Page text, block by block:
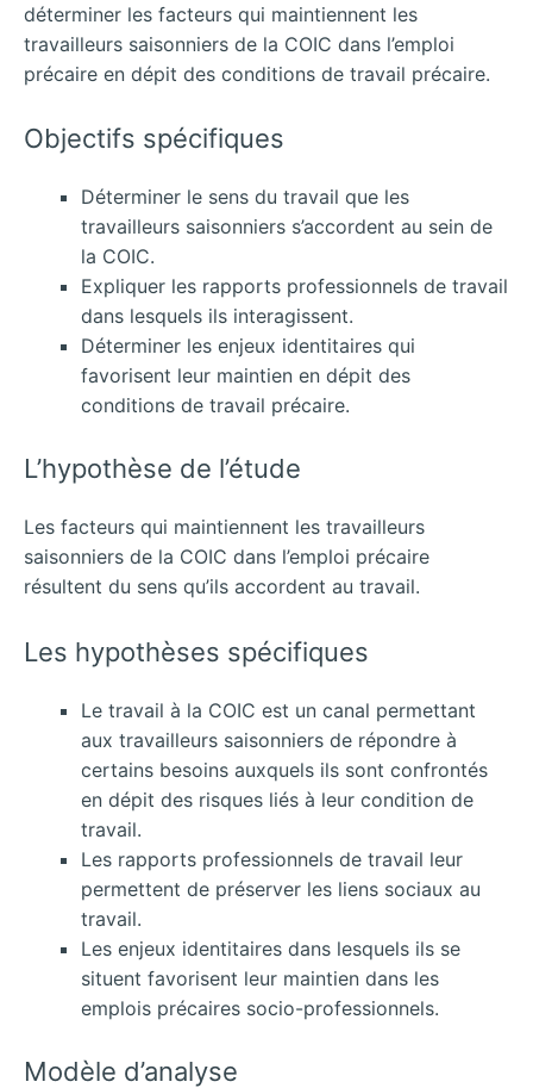
déterminer les facteurs qui maintiennent les
travailleurs saisonniers de la COIC dans l’emploi
précaire en dépit des conditions de travail précaire.
Objectifs spécifiques
Déterminer le sens du travail que les
travailleurs saisonniers s’accordent au sein de
la COIC.
Expliquer les rapports professionnels de travail
dans lesquels ils interagissent.
Déterminer les enjeux identitaires qui
favorisent leur maintien en dépit des
conditions de travail précaire.
L’hypothèse de l’étude
Les facteurs qui maintiennent les travailleurs
saisonniers de la COIC dans l’emploi précaire
résultent du sens qu’ils accordent au travail.
Les hypothèses spécifiques
Le travail à la COIC est un canal permettant
aux travailleurs saisonniers de répondre à
certains besoins auxquels ils sont confrontés
en dépit des risques liés à leur condition de
travail.
Les rapports professionnels de travail leur
permettent de préserver les liens sociaux au
travail.
Les enjeux identitaires dans lesquels ils se
situent favorisent leur maintien dans les
emplois précaires socio-professionnels.
Modèle d’analyse